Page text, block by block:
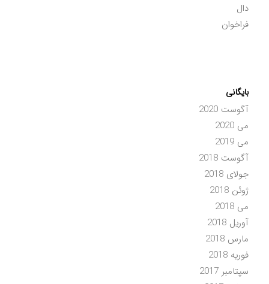
دال
فراخوان
بایگانی
آگوست 2020
می 2020
می 2019
آگوست 2018
جولای 2018
ژوئن 2018
می 2018
آوریل 2018
مارس 2018
فوریه 2018
سپتامبر 2017